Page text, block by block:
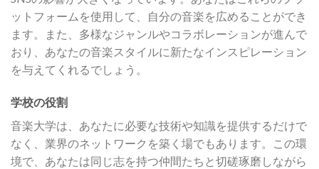
ットフォームを使用して、自分の音楽を広めることができ
ます。また、多様なジャンルやコラボレーションが進んで
おり、あなたの音楽スタイルに新たなインスピレーション
を与えてくれるでしょう。
学校の役割
音楽大学は、あなたに必要な技術や知識を提供するだけで
なく、業界のネットワークを築く場でもあります。この環
境で、あなたは同じ志を持つ仲間たちと切磋琢磨しながら